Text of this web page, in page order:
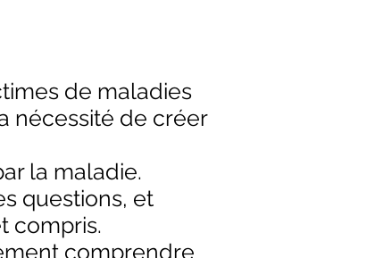
de maladies
nécessité de créer
la maladie.
questions, et
compris.
comprendre